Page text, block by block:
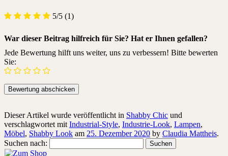
5/5 (1)
War dieser Beitrag hilfreich für Sie? Hat er Ihnen gefallen?
Jede Bewertung hilft uns weiter, uns zu verbessern! Bitte bewerten
Sie:
Dieser Artikel wurde veröffentlicht in Shabby Chic und
verschlagwortet mit Industrial-Style, Industrie-Look, Lampen,
Möbel, Shabby Look am 25. Dezember 2020 by Claudia Mattheis.
Suchen nach: